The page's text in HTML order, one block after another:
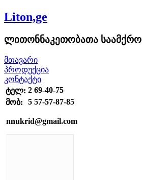
Liton,ge
ლითონნაკეთობათა საამქრო
მთავარი
პროდუქცია
კონტაქტი
ტელ: 2 69-40-75
მობ:
5 57-57-87-85
nnukrid@gmail.com